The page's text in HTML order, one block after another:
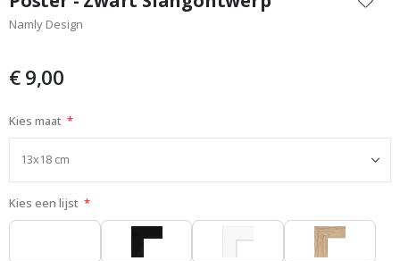
het
begin
afbeeldingen-
Namly Design
€ 9,00
Kies maat
Kies een lijst